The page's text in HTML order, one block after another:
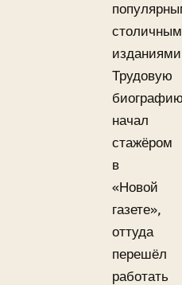
Трудовую
начал
стажёром
в
«Новой
газете»,
оттуда
перешёл
работать